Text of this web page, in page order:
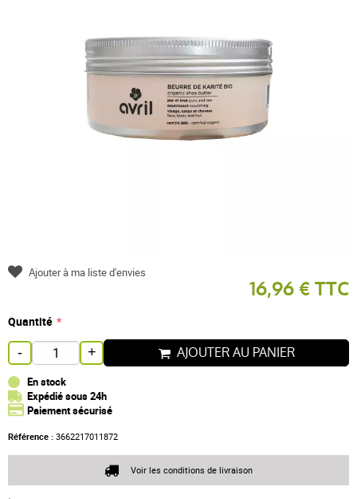
16,96 € TTC
Quantité
- + AJOUTER AU PANIER
En stock
Expédié sous 24h
Paiement sécurisé
Référence : 3662217011872
Ajouter à ma liste d'envies
Voir les conditions de livraison